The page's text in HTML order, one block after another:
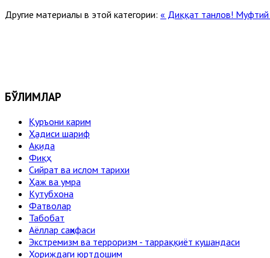
Другие материалы в этой категории: « Диққат танлов! Муфтий
БЎЛИМЛАР
Қуръони карим
Ҳадиси шариф
Ақида
Фиқҳ
Сийрат ва ислом тарихи
Ҳаж ва умра
Кутубхона
Фатволар
Табобат
Аёллар саҳифаси
Экстремизм ва терроризм - тарраққиёт кушандаси
Хориждаги юртдошим